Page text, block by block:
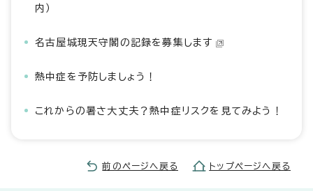
内）
名古屋城現天守閣の記録を募集します
熱中症を予防しましょう！
これからの暑さ大丈夫？熱中症リスクを見てみよう！
前のページへ戻る トップページへ戻る